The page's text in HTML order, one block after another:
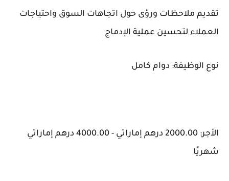
تقديم ملاحظات ورؤى حول اتجاهات السوق واحتياجات
العملاء لتحسين عملية الإدماج
نوع الوظيفة: دوام كامل
الأجر: 2000.00 درهم إماراتي - 4000.00 درهم إماراتي
شهريًا